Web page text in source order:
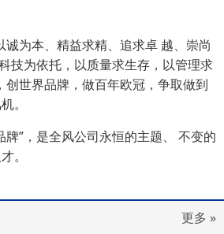
诚为本、精益求精、追求卓 越、崇尚
技为依托，以质量求生存，以管理求
创世界品牌，做百年欧冠，争取做到
。
牌”，是全风公司永恒的主题、 不变的
。
更多 »